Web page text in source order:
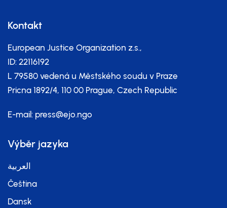
Kontakt
European Justice Organization z.s.,
ID: 22116192
L 79580 vedená u Městského soudu v Praze
Pricna 1892/4, 110 00 Prague, Czech Republic
E-mail: press@ejo.ngo
Výběr jazyka
العربية
Čeština
Dansk